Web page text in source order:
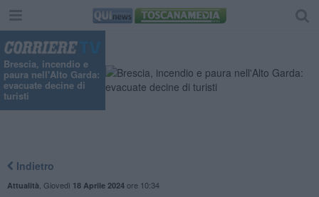
Brescia, incendio e
paura nell'Alto Garda:
evacuate decine di
turisti
Indietro
Attualità Giovedì 18 Aprile 2024ore 10:34